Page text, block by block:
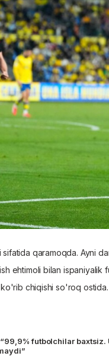
qaramoqda. Ayni
ehtimoli bilan ispaniyalik
chiqishi so'roq ostida.
futbolchilar